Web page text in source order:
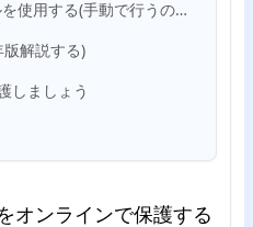
自動化されたdmcaツールを使用する(手動で行うのにうんざりしている場合)
解説する)
しましょう
オンラインで保護する